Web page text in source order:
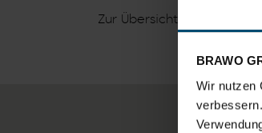
BRAWO
Wir nutzen
Zur Übersicht